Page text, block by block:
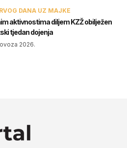
DANA UZ MAJKE
aktivnostima diljem KZŽ obilježen
tjedan dojenja
2026.